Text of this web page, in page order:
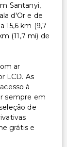
Santanyi,
d'Or e de
15,6 km (9,7
(11,7 mi) de
ar
LCD. As
à
sempre em
de
grátis e